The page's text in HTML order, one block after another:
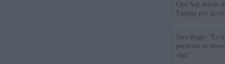
Qué hay detrás
España por la
Sira Rego: "Es
personas se
algo"